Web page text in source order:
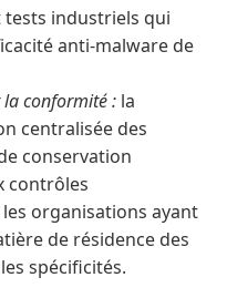
industriels qui
anti-malware de
conformité : la
centralisée des
conservation
contrôles
organisations ayant
de résidence des
spécificités.